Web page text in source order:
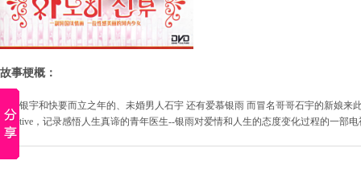
故事梗概：
医生银宇和快要而立之年的、未婚男人石宇 还有爱慕银雨 而冒名哥哥石宇的新娘
宇和tive，记录感悟人生真谛的青年医生--银雨对爱情和人生的态度变化过程的一部